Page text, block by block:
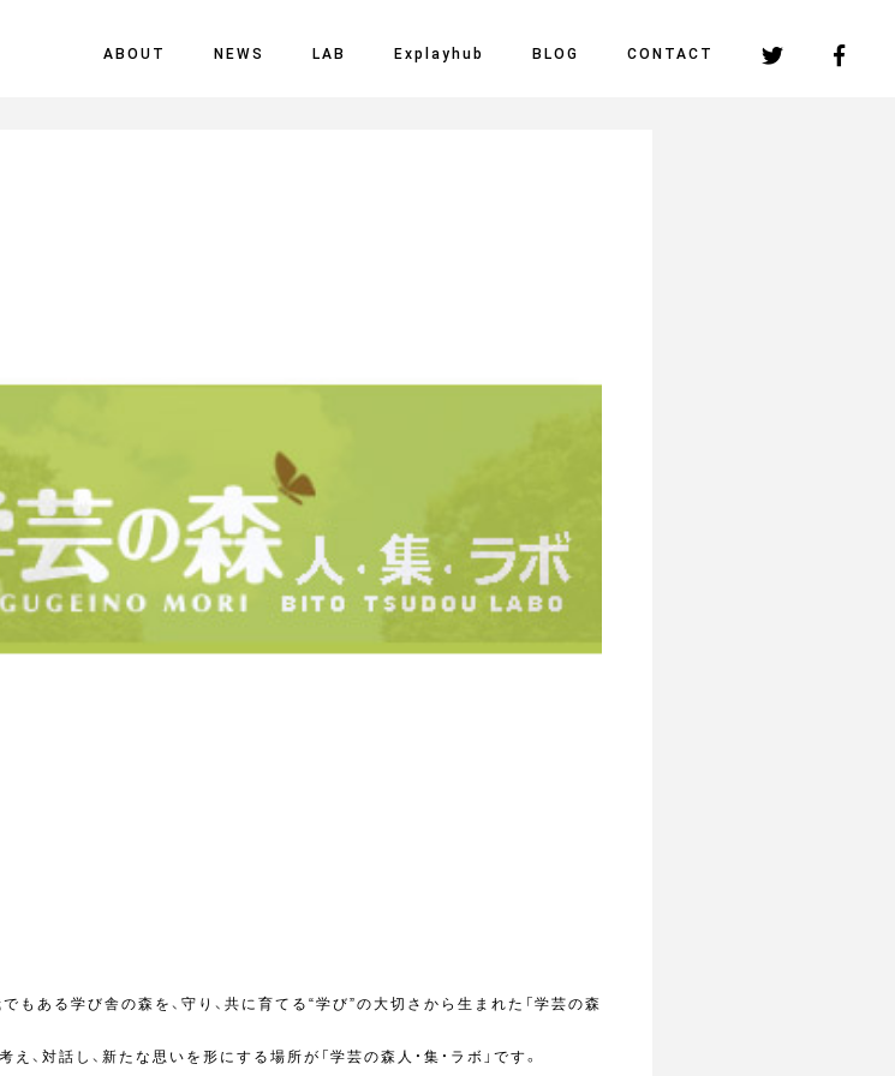
ABOUT NEWS LAB Explayhub BLOG CONTACT
ある学び舎の森を、守り、共に育てる“学び”の大切さから生まれた「学芸の森
、対話し、新たな思いを形にする場所が「学芸の森人・集・ラボ」です。